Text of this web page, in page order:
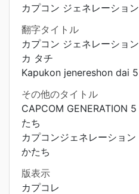
カプコン ジェネレーショ
翻字タイトル
カプコン ジェネレーショ
カ タチ
Kapukon jenereshon dai
その他のタイトル
CAPCOM GENERATION
たち
カプコンジェネレーショ
かたち
版表示
カプコレ